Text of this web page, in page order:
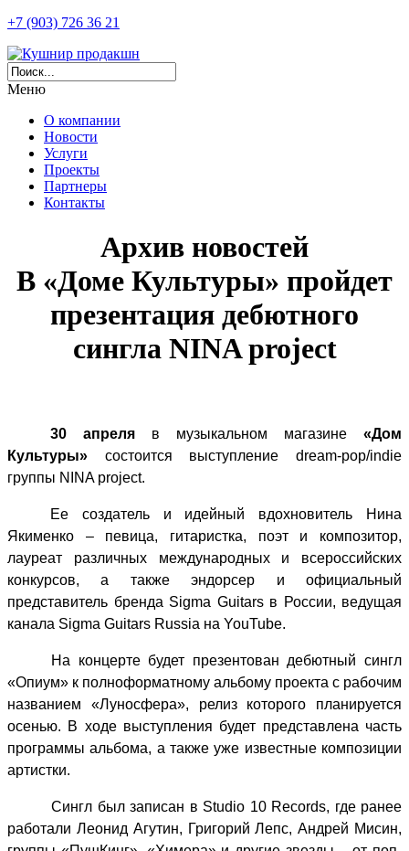
+7 (903) 726 36 21
Меню
О компании
Новости
Услуги
Проекты
Партнеры
Контакты
Архив новостей
В «Доме Культуры» пройдет
презентация дебютного
сингла NINA project
30 апреля в музыкальном магазине«Дом
Культуры» состоится выступление dream-pop/indie
группы NINA project.
Ее создатель и идейный вдохновитель Нина
Якименко – певица, гитаристка, поэт и композитор,
лауреат различных международных и всероссийских
конкурсов, а также эндорсер и официальный
представитель бренда Sigma Guitars в России, ведущая
канала Sigma Guitars Russia на YouTube.
На концерте будет презентован дебютный сингл
«Опиум» к полноформатному альбому проекта с рабочим
названием «Луносфера», релиз которого планируется
осенью. В ходе выступления будет представлена часть
программы альбома, а также уже известные композиции
артистки.
Сингл был записан в Studio 10 Records, где ранее
работали Леонид Агутин, Григорий Лепс, Андрей Мисин,